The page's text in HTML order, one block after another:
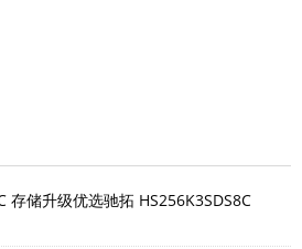
存储升级优选驰拓 HS256K3SDS8C